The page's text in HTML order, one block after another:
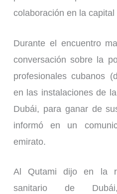
colaboración en la
Durante el encuentro
conversación sobre la
profesionales cubanos
en las instalaciones de
Dubái, para ganar de
informó en un
emirato.
Al Qutami dijo en la
sanitario de